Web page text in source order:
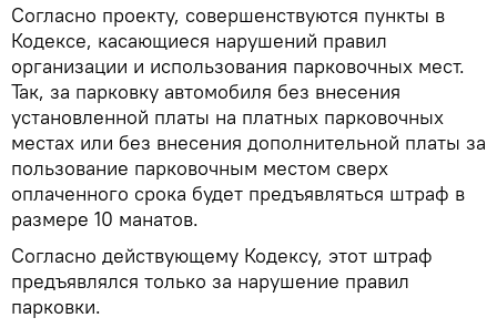
Согласно проекту, совершенствуются пункты в
Кодексе, касающиеся нарушений правил
организации и использования парковочных мест.
Так, за парковку автомобиля без внесения
установленной платы на платных парковочных
местах или без внесения дополнительной платы за
пользование парковочным местом сверх
оплаченного срока будет предъявляться штраф в
размере 10 манатов.
Согласно действующему Кодексу, этот штраф
предъявлялся только за нарушение правил
парковки.